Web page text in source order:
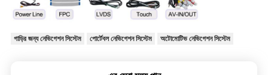
গাড়ির জন্য নেভিগেশন সিস্টেম পোর্টেবল নেভিগেশন সিস্টেম অটোমোটিভ নেভিগেশন সিস্টেম